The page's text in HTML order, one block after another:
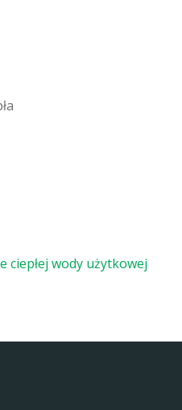
wody użytkowej